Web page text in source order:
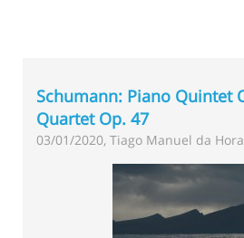
Schumann: Piano Quintet
Quartet Op. 47
03/01/2020, Tiago Manuel da Hora